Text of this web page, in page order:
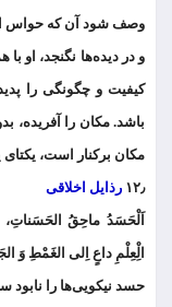
وصف شود آن که حواس از
و در دیده‌ها نگنجد، او
کیفیت و چگونگی را
باشد. مکان را آفریده،
مکان برکنار است،
۱۲٫ رذایل اخلاقی
اَلْحَسَدُ ماحِقُ
الِْعِلْمِ داعٍ اِلی الغَمْطِ وَ
حسد نیکویی‌ها را نابود